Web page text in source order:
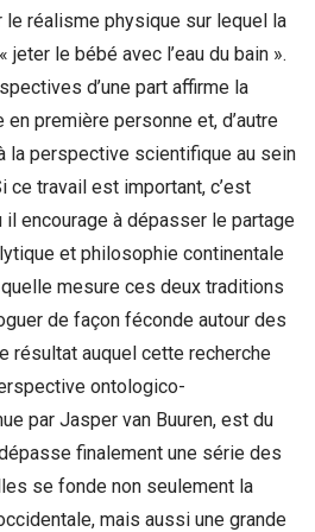
le réalisme physique sur lequel la
le bébé avec l’eau du bain ».
d’une part affirme la
en première personne et, d’autre
la perspective scientifique au sein
ce travail est important, c’est
encourage à dépasser le partage
et philosophie continentale
mesure ces deux traditions
de façon féconde autour des
résultat auquel cette recherche
ontologico-
par Jasper van Buuren, est du
finalement une série des
se fonde non seulement la
mais aussi une grande